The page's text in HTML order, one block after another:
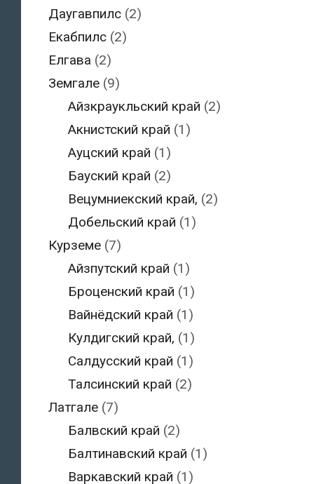
Даугавпилс(2)
Екабпилс(2)
Елгава (2)
Земгале(9)
Айзкраукльский край (2)
Акнистский край (1)
Ауцский край (1)
Бауский край (2)
Вецумниекский край, (2)
Добельский край (1)
Курземе(7)
Айзпутский край (1)
Броценский край (1)
Вайнёдский край (1)
Кулдигский край, (1)
Салдусский край (1)
Талсинский край (2)
Латгале(7)
Балвский край (2)
Балтинавский край (1)
Варкавский край (1)